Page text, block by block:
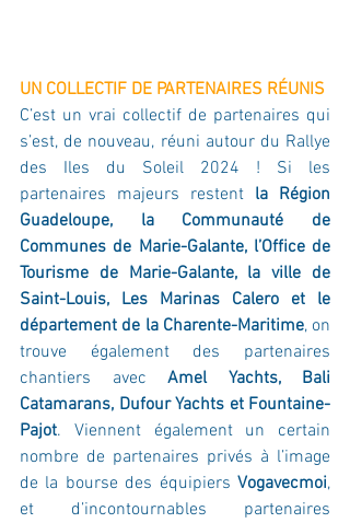
UN COLLECTIF DE PARTENAIRES RÉUNIS
C’est un vrai collectif de partenaires qui
s’est, de nouveau, réuni autour du Rallye
des Iles du Soleil 2024 ! Si les
partenaires majeurs restent la Région
Guadeloupe, la Communauté de
Communes de Marie-Galante, l’Office de
Tourisme de Marie-Galante, la ville de
Saint-Louis, Les Marinas Calero et le
département de la Charente-Maritime, on
trouve également des partenaires
chantiers avec Amel Yachts, Bali
Catamarans, Dufour Yachts et Fountaine-
Pajot. Viennent également un certain
nombre de partenaires privés à l’image
de la bourse des équipiers Vogavecmoi,
et d’incontournables partenaires